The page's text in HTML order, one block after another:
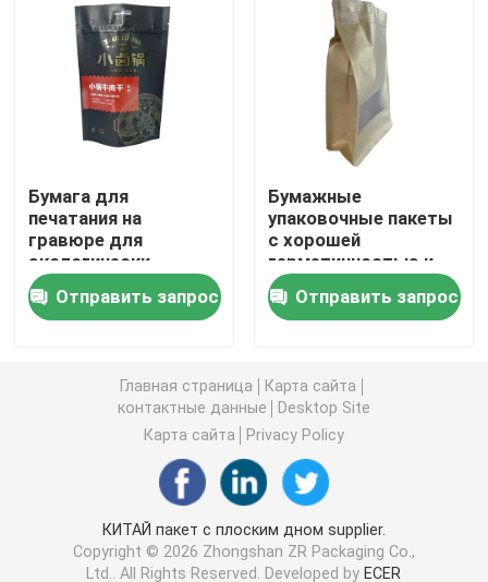
Мешки упаковки еды
Мешочек для упаковки носика
Пакет для упаковки кофе
Прокатанный упаковывая Rolls
Пакеты с плоским дном
Стоячие упаковочные пакеты
Мешки корма для домашних животных упаковывая
Бумажные упаковочные пакеты
Бумага для
печатания на
гравюре для
экологически
чистых упаковок
Отправить запрос
Бумажные
упаковочные пакеты
с хорошей
герметичностью и
индивидуальным
дизайном окон
Отправить запрос
Главная страница
Карта сайта
контактные данные
Desktop Site
Карта сайта
Privacy Policy
КИТАЙ пакет с плоским дном supplier.
Copyright © 2026 Zhongshan ZR Packaging Co.,
Ltd.. All Rights Reserved. Developed by ECER